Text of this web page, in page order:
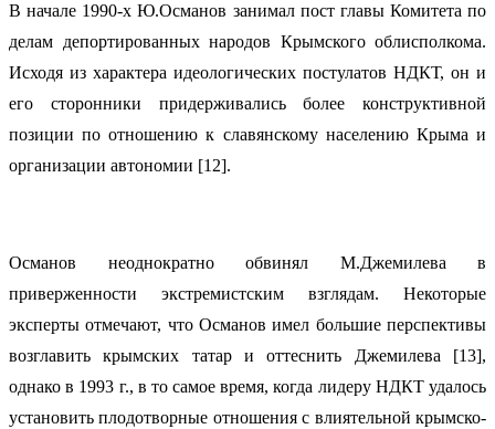
В начале 1990-х Ю.Османов занимал пост главы Комитета по
делам депортированных народов Крымского облисполкома.
Исходя из характера идеологических постулатов НДКТ, он и
его сторонники придерживались более конструктивной
позиции по отношению к славянскому населению Крыма и
организации автономии [12].
Османов неоднократно обвинял М.Джемилева в
приверженности экстремистским взглядам. Некоторые
эксперты отмечают, что Османов имел большие перспективы
возглавить крымских татар и оттеснить Джемилева [13],
однако в 1993 г., в то самое время, когда лидеру НДКТ удалось
установить плодотворные отношения с влиятельной крымско-